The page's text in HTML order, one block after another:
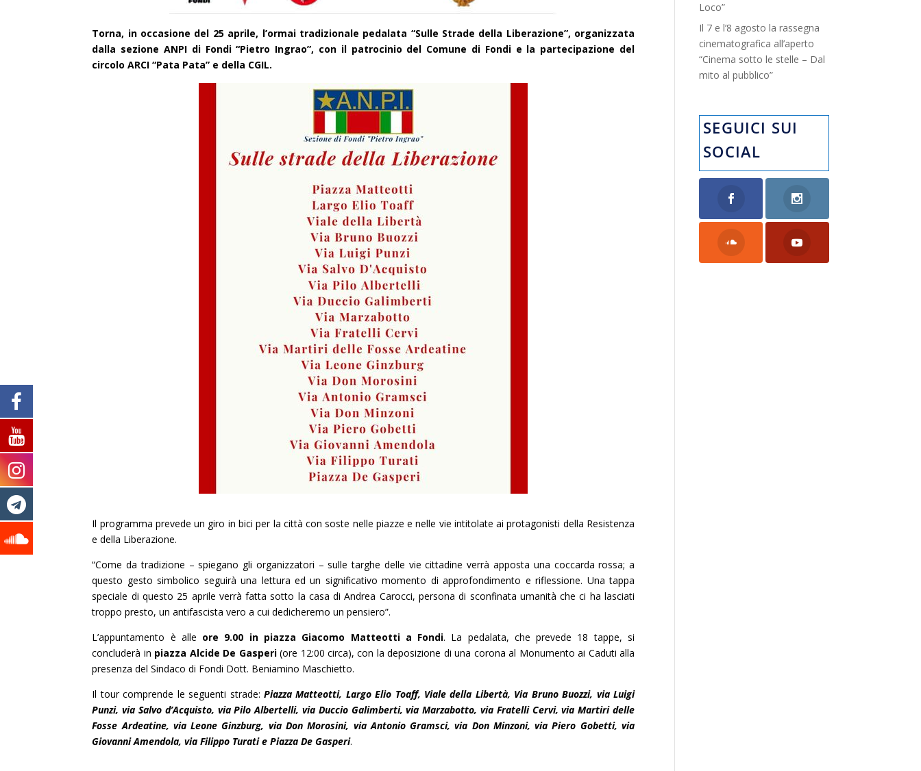
Torna, in occasione del 25 aprile, l’ormai tradizionale pedalata “Sulle Strade della Liberazione”, organizzata
dalla sezione ANPI di Fondi “Pietro Ingrao”, con il patrocinio del Comune di Fondi e la partecipazione del
circolo ARCI “Pata Pata” e della CGIL.
Il programma prevede un giro in bici per la città con soste nelle piazze e nelle vie intitolate ai protagonisti della Resistenza
e della Liberazione.
“Come da tradizione – spiegano gli organizzatori – sulle targhe delle vie cittadine verrà apposta una coccarda rossa; a
questo gesto simbolico seguirà una lettura ed un significativo momento di approfondimento e riflessione. Una tappa
speciale di questo 25 aprile verrà fatta sotto la casa di Andrea Carocci, persona di sconfinata umanità che ci ha lasciati
troppo presto, un antifascista vero a cui dedicheremo un pensiero”.
L’appuntamento è alle ore 9.00 in piazza Giacomo Matteotti a Fondi. La pedalata, che prevede 18 tappe, si
concluderà in piazza Alcide De Gasperi(ore 12:00 circa), con la deposizione di una corona al Monumento ai Caduti alla
presenza del Sindaco di Fondi Dott. Beniamino Maschietto.
Il tour comprende le seguenti strade: Piazza Matteotti, Largo Elio Toaff, Viale della Libertà, Via Bruno Buozzi, via Luigi
Punzi, via Salvo d’Acquisto, via Pilo Albertelli, via Duccio Galimberti, via Marzabotto, via Fratelli Cervi, via Martiri delle
Fosse Ardeatine, via Leone Ginzburg, via Don Morosini, via Antonio Gramsci, via Don Minzoni, via Piero Gobetti, via
Giovanni Amendola, via Filippo Turati e Piazza De Gasperi.
Loco”
Il 7 e l’8 agosto la rassegna
cinematografica all’aperto
“Cinema sotto le stelle – Dal
mito al pubblico”
SEGUICI SUI
SOCIAL